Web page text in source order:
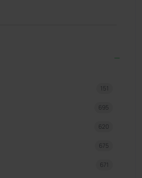
151
695
620
675
671